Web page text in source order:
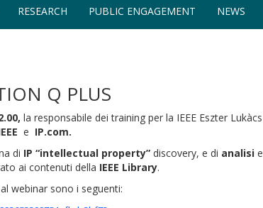
RESEARCH PUBLIC ENGAGEMENT NEWS
Q PLUS
la responsabile dei training per la IEEE Eszter
e IP.com.
di IP “intellectual property” discovery, e di analisi e
ai contenuti della IEEE Library.
webinar sono i seguenti: